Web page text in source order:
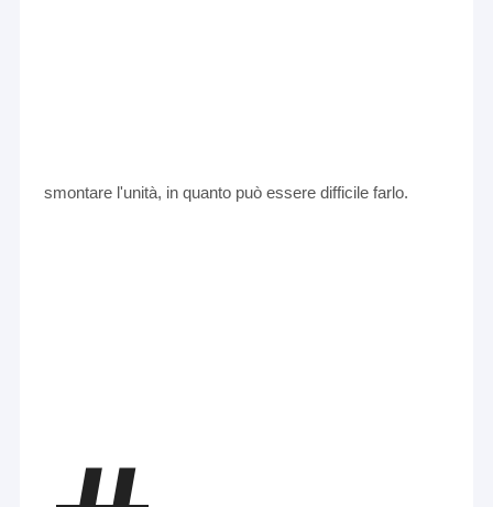
smontare l'unità, in quanto può essere difficile farlo.